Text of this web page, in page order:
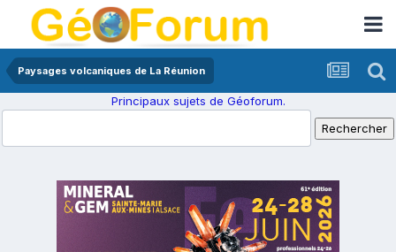
Paysages volcaniques de La Réunion
Principaux sujets de Géoforum.